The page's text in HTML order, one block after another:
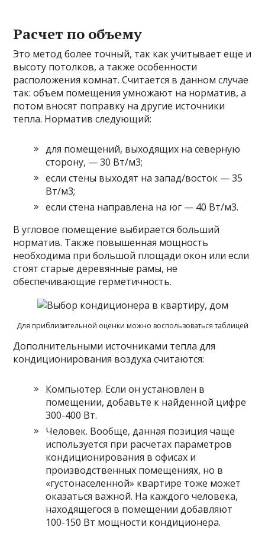
Расчет по объему
Это метод более точный, так как учитывает еще и
высоту потолков, а также особенности
расположения комнат. Считается в данном случае
так: объем помещения умножают на норматив, а
потом вносят поправку на другие источники
тепла. Норматив следующий:
для помещений, выходящих на северную
сторону, — 30 Вт/м3;
если стены выходят на запад/восток — 35
Вт/м3;
если стена направлена на юг — 40 Вт/м3.
В угловое помещение выбирается больший
норматив. Также повышенная мощность
необходима при большой площади окон или если
стоят старые деревянные рамы, не
обеспечивающие герметичность.
Для приблизительной оценки можно воспользоваться таблицей
Дополнительными источниками тепла для
кондиционирования воздуха считаются:
Компьютер. Если он установлен в
помещении, добавьте к найденной цифре
300-400 Вт.
Человек. Вообще, данная позиция чаще
используется при расчетах параметров
кондиционирования в офисах и
производственных помещениях, но в
«густонаселенной» квартире тоже может
оказаться важной. На каждого человека,
находящегося в помещении добавляют
100-150 Вт мощности кондиционера.